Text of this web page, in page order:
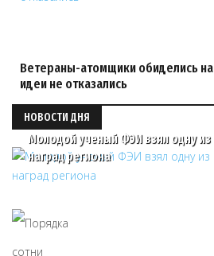
Ветераны-атомщики обиделись на
идеи не отказались
НОВОСТИ ДНЯ
Молодой ученый ФЭИ взял одну из
наград региона